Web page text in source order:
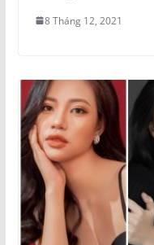
8 Tháng 12, 2021